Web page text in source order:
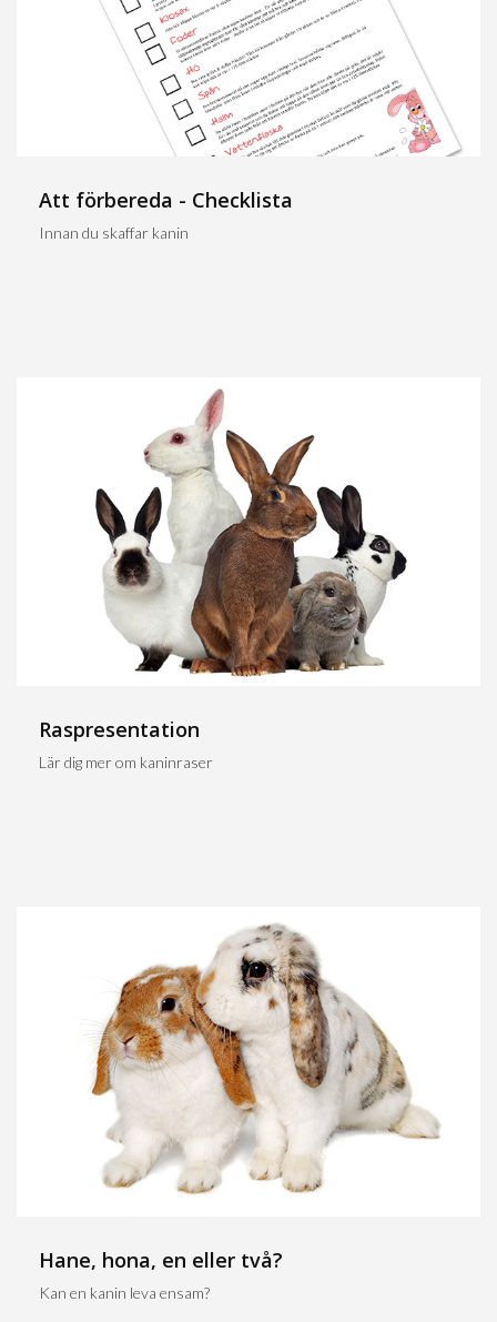
Att förbereda - Checklista
Innan du skaffar kanin
Raspresentation
Lär dig mer om kaninraser
Hane, hona, en eller två?
Kan en kanin leva ensam?